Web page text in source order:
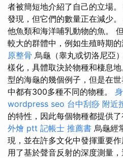
者被簡短地介紹了自己的立場
發現，但它們的數量正在減少
他魚類和海洋哺乳動物的魚。
較大的群體中，例如生殖時期的
原整骨 烏龜（睾丸或切洛尼亞
樣化，具體取決於物種和棲息地
型的海龜的幾個例子，但是在
中都有300多種不同的物種。
wordpress seo 台中刮痧 附近
的特性，因此每個物種都提供
外燴 ptt 記帳士 推薦書 烏龜經
現，並在許多文化中發揮重要
用了基於聲音反射的深度測量